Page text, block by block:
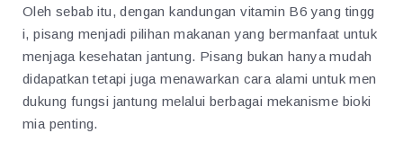
Oleh sebab itu, dengan kandungan vitamin B6 yang tingg
i, pisang menjadi pilihan makanan yang bermanfaat untuk
menjaga kesehatan jantung. Pisang bukan hanya mudah
didapatkan tetapi juga menawarkan cara alami untuk men
dukung fungsi jantung melalui berbagai mekanisme bioki
mia penting.